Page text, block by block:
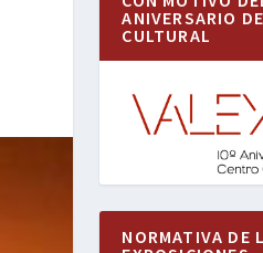
ANIVERSARIO
CULTURAL
NORMATIVA DE